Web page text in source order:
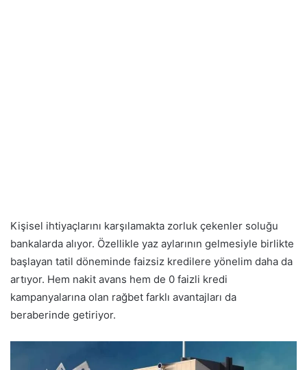
Kişisel ihtiyaçlarını karşılamakta zorluk çekenler soluğu
bankalarda alıyor. Özellikle yaz aylarının gelmesiyle birlikte
başlayan tatil döneminde faizsiz kredilere yönelim daha da
artıyor. Hem nakit avans hem de 0 faizli kredi
kampanyalarına olan rağbet farklı avantajları da
beraberinde getiriyor.